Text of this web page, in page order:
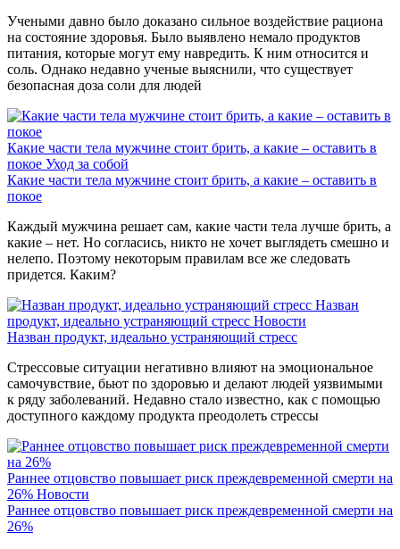
Учеными давно было доказано сильное воздействие рациона
на состояние здоровья. Было выявлено немало продуктов
питания, которые могут ему навредить. К ним относится и
соль. Однако недавно ученые выяснили, что существует
безопасная доза соли для людей
Какие части тела мужчине стоит брить, а какие – оставить в
покое Уход за собой
Какие части тела мужчине стоит брить, а какие – оставить в
покое
Каждый мужчина решает сам, какие части тела лучше брить, а
какие – нет. Но согласись, никто не хочет выглядеть смешно и
нелепо. Поэтому некоторым правилам все же следовать
придется. Каким?
Назван
продукт, идеально устраняющий стресс Новости
Назван продукт, идеально устраняющий стресс
Стрессовые ситуации негативно влияют на эмоциональное
самочувствие, бьют по здоровью и делают людей уязвимыми
к ряду заболеваний. Недавно стало известно, как с помощью
доступного каждому продукта преодолеть стрессы
Раннее отцовство повышает риск преждевременной смерти на
26% Новости
Раннее отцовство повышает риск преждевременной смерти на
26%